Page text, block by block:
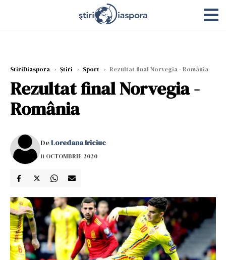
StiriDiaspora › Știri › Sport › Rezultat final Norvegia - România
Rezultat final Norvegia -
România
DeLoredana Iriciuc
11 OCTOMBRIE 2020